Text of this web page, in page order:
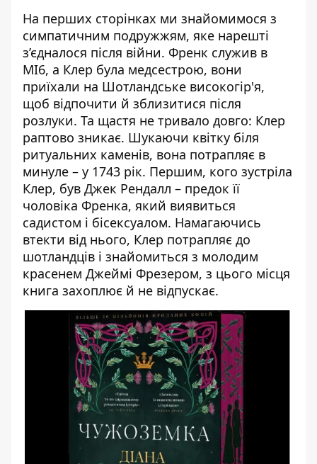
На перших сторінках ми знайомимося з
симпатичним подружжям, яке нарешті
з’єдналося після війни. Френк служив в
МI6, а Клер була медсестрою, вони
приїхали на Шотландське високогір'я,
щоб відпочити й зблизитися після
розлуки. Та щастя не тривало довго: Клер
раптово зникає. Шукаючи квітку біля
ритуальних каменів, вона потрапляє в
минуле – у 1743 рік. Першим, кого зустріла
Клер, був Джек Рендалл – предок її
чоловіка Френка, який виявиться
садистом і бісексуалом. Намагаючись
втекти від нього, Клер потрапляє до
шотландців і знайомиться з молодим
красенем Джеймі Фрезером, з цього місця
книга захоплює й не відпускає.